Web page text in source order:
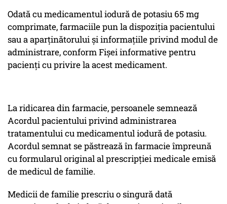
Odată cu medicamentul iodură de potasiu 65 mg
comprimate, farmaciile pun la dispoziția pacientului
sau a aparținătorului și informațiile privind modul de
administrare, conform Fișei informative pentru
pacienți cu privire la acest medicament.
La ridicarea din farmacie, persoanele semnează
Acordul pacientului privind administrarea
tratamentului cu medicamentul iodură de potasiu.
Acordul semnat se păstrează în farmacie împreună
cu formularul original al prescripției medicale emisă
de medicul de familie.
Medicii de familie prescriu o singură dată